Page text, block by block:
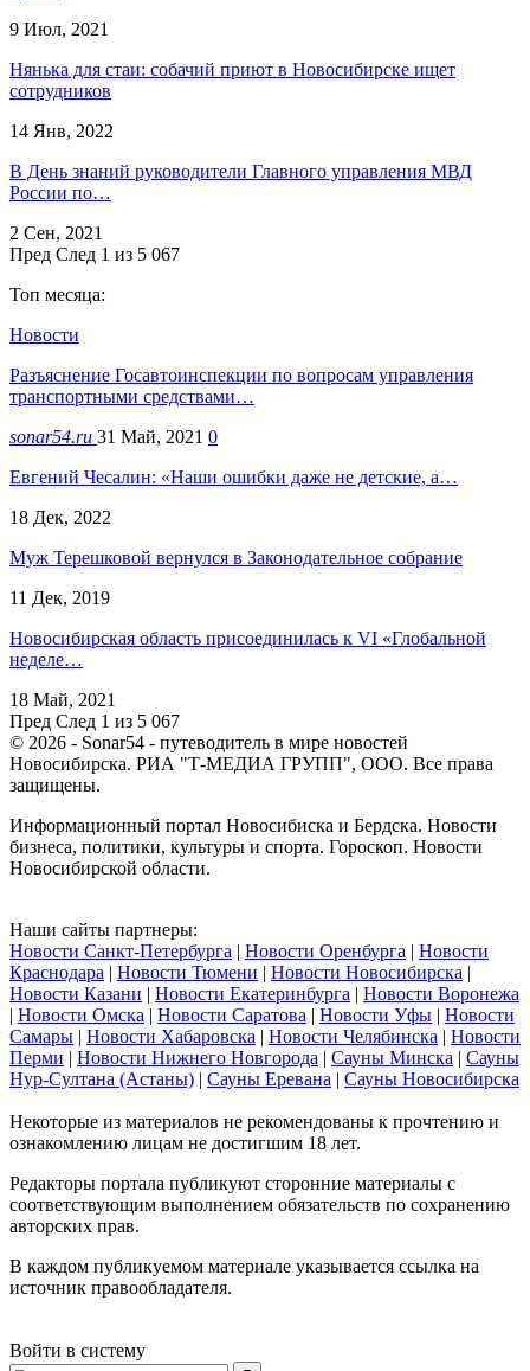
9 Июл, 2021
Нянька для стаи: собачий приют в Новосибирске ищет
сотрудников
14 Янв, 2022
В День знаний руководители Главного управления МВД
России по…
2 Сен, 2021
Пред След 1 из 5 067
Топ месяца:
Новости
Разъяснение Госавтоинспекции по вопросам управления
транспортными средствами…
sonar54.ru 31 Май, 2021 0
Евгений Чесалин: «Наши ошибки даже не детские, а…
18 Дек, 2022
Муж Терешковой вернулся в Законодательное собрание
11 Дек, 2019
Новосибирская область присоединилась к VI «Глобальной
неделе…
18 Май, 2021
Пред След 1 из 5 067
© 2026 - Sonar54 - путеводитель в мире новостей
Новосибирска. РИА "Т-МЕДИА ГРУПП", ООО. Все права
защищены.
Информационный портал Новосибиска и Бердска. Новости
бизнеса, политики, культуры и спорта. Гороскоп. Новости
Новосибирской области.
Наши сайты партнеры:
Новости Санкт-Петербурга | Новости Оренбурга | Новости
Краснодара | Новости Тюмени | Новости Новосибирска |
Новости Казани | Новости Екатеринбурга | Новости Воронежа
| Новости Омска | Новости Саратова | Новости Уфы | Новости
Самары | Новости Хабаровска | Новости Челябинска | Новости
Перми | Новости Нижнего Новгорода | Сауны Минска | Сауны
Нур-Султана (Астаны) | Сауны Еревана | Сауны Новосибирска
Некоторые из материалов не рекомендованы к прочтению и
ознакомлению лицам не достигшим 18 лет.
Редакторы портала публикуют сторонние материалы с
соответствующим выполнением обязательств по сохранению
авторских прав.
В каждом публикуемом материале указывается ссылка на
источник правообладателя.
Войти в систему